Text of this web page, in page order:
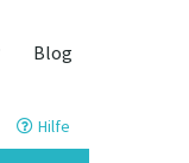
Blog
Hilfe